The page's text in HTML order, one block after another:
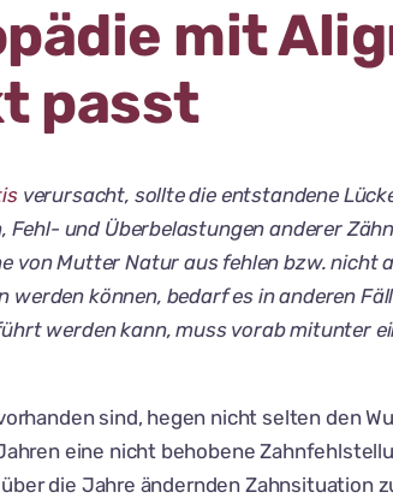
mit
passt
verursacht, sollte die entstandene
und Überbelastungen anderer
von Mutter Natur aus fehlen bzw. nicht
können, bedarf es in anderen
werden kann, muss vorab mitunter
sind, hegen nicht selten den
eine nicht behobene
die Jahre ändernden Zahnsituation